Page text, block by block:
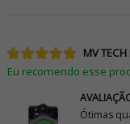
MV
Eu recomendo esse
Ótimas